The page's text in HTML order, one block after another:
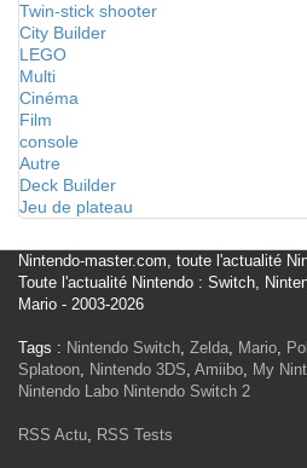
Twin-stick shooter
City Builder
LEGO
Multi
Cinéma
Film
console
Autre
Deck Builder
Jeu de plateau
Nintendo-master.com, toute l'actualité
Toute l'actualité Nintendo : Switch,
Mario - 2003-2026
Tags : Nintendo Switch, Zelda, Mario,
Splatoon, Nintendo 3DS, Amiibo, My
Nintendo Labo Nintendo Switch 2
RSS Actu, RSS Tests